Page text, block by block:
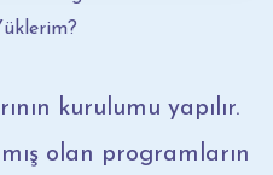
kurulumu yapılır.
olan programların